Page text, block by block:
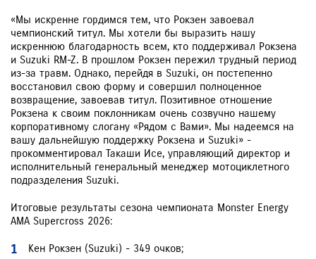
«Мы искренне гордимся тем, что Рокзен завоевал
чемпионский титул. Мы хотели бы выразить нашу
искреннюю благодарность всем, кто поддерживал Рокзена
и Suzuki RM-Z. В прошлом Рокзен пережил трудный период
из-за травм. Однако, перейдя в Suzuki, он постепенно
восстановил свою форму и совершил полноценное
возвращение, завоевав титул. Позитивное отношение
Рокзена к своим поклонникам очень созвучно нашему
корпоративному слогану «Рядом с Вами». Мы надеемся на
вашу дальнейшую поддержку Рокзена и Suzuki» -
прокомментировал Такаши Исе, управляющий директор и
исполнительный генеральный менеджер мотоциклетного
подразделения Suzuki.
Итоговые результаты сезона чемпионата Monster Energy
AMA Supercross 2026:
Кен Рокзен (Suzuki) - 349 очков;